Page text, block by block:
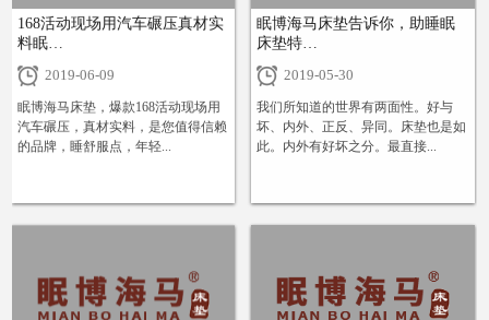
168活动现场用汽车碾压真材实
料眠…
2019-06-09
眠博海马床垫，爆款168活动现场用
汽车碾压，真材实料，是您值得信赖
的品牌，睡舒服点，年轻...
+
眠博海马床垫告诉你，助睡眠
床垫特…
2019-05-30
我们所知道的世界有两面性。好与
坏、内外、正反、异同。床垫也是如
此。内外有好坏之分。最直接...
+